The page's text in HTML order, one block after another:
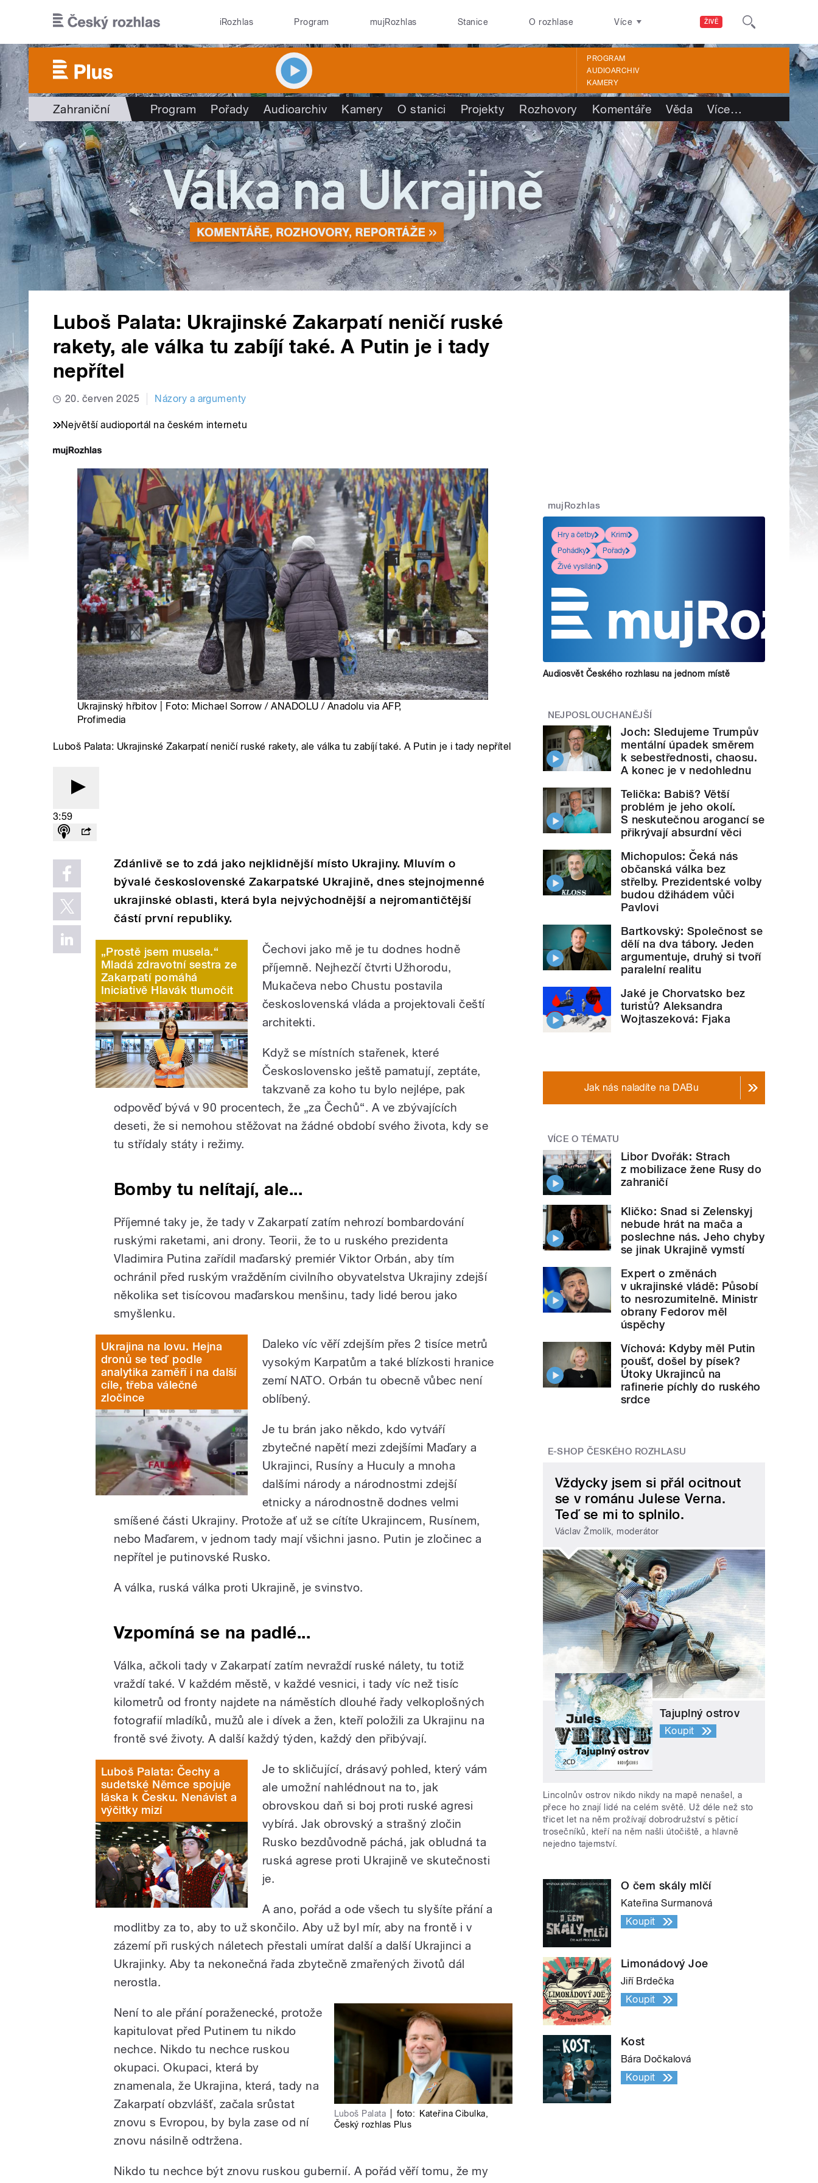
ŽIVĚ
iRozhlas Program mujRozhlas Stanice O rozhlase Více
PROGRAM
AUDIOARCHIV
KAMERY
Zahraniční Program Pořady Audioarchiv Kamery O stanici Projekty Rozhovory Komentáře Věda Více…
Luboš Palata: Ukrajinské Zakarpatí neničí ruské
rakety, ale válka tu zabíjí také. A Putin je i tady
nepřítel
20. červen 2025 Názory a argumenty
Největší audioportál na českém internetu
Ukrajinský hřbitov | Foto: Michael Sorrow / ANADOLU / Anadolu via AFP,
Profimedia
Luboš Palata: Ukrajinské Zakarpatí neničí ruské rakety, ale válka tu zabíjí také. A Putin je i tady nepřítel
3:59
Zdánlivě se to zdá jako nejklidnější místo Ukrajiny. Mluvím o
bývalé československé Zakarpatské Ukrajině, dnes stejnojmenné
ukrajinské oblasti, která byla nejvýchodnější a nejromantičtější
částí první republiky.
„Prostě jsem musela.“
Mladá zdravotní sestra ze
Zakarpatí pomáhá
Iniciativě Hlavák tlumočit
Čechovi jako mě je tu dodnes hodně
příjemně. Nejhezčí čtvrti Užhorodu,
Mukačeva nebo Chustu postavila
československá vláda a projektovali čeští
architekti.
Když se místních stařenek, které
Československo ještě pamatují, zeptáte,
takzvaně za koho tu bylo nejlépe, pak
odpověď bývá v 90 procentech, že „za Čechů“. A ve zbývajících
deseti, že si nemohou stěžovat na žádné období svého života, kdy se
tu střídaly státy i režimy.
Bomby tu nelítají, ale...
Příjemné taky je, že tady v Zakarpatí zatím nehrozí bombardování
ruskými raketami, ani drony. Teorii, že to u ruského prezidenta
Vladimira Putina zařídil maďarský premiér Viktor Orbán, aby tím
ochránil před ruským vražděním civilního obyvatelstva Ukrajiny zdejší
několika set tisícovou maďarskou menšinu, tady lidé berou jako
smyšlenku.
Ukrajina na lovu. Hejna
dronů se teď podle
analytika zaměří i na další
cíle, třeba válečné
zločince
Daleko víc věří zdejším přes 2 tisíce metrů
vysokým Karpatům a také blízkosti hranice
zemí NATO. Orbán tu obecně vůbec není
oblíbený.
Je tu brán jako někdo, kdo vytváří
zbytečné napětí mezi zdejšími Maďary a
Ukrajinci, Rusíny a Huculy a mnoha
dalšími národy a národnostmi zdejší
etnicky a národnostně dodnes velmi
smíšené části Ukrajiny. Protože ať už se cítíte Ukrajincem, Rusínem,
nebo Maďarem, v jednom tady mají všichni jasno. Putin je zločinec a
nepřítel je putinovské Rusko.
A válka, ruská válka proti Ukrajině, je svinstvo.
Vzpomíná se na padlé...
Válka, ačkoli tady v Zakarpatí zatím nevraždí ruské nálety, tu totiž
vraždí také. V každém městě, v každé vesnici, i tady víc než tisíc
kilometrů od fronty najdete na náměstích dlouhé řady velkoplošných
fotografií mladíků, mužů ale i dívek a žen, kteří položili za Ukrajinu na
frontě své životy. A další každý týden, každý den přibývají.
Luboš Palata: Čechy a
sudetské Němce spojuje
láska k Česku. Nenávist a
výčitky mizí
Je to skličující, drásavý pohled, který vám
ale umožní nahlédnout na to, jak
obrovskou daň si boj proti ruské agresi
vybírá. Jak obrovský a strašný zločin
Rusko bezdůvodně páchá, jak obludná ta
ruská agrese proti Ukrajině ve skutečnosti
je.
A ano, pořád a ode všech tu slyšíte přání a
modlitby za to, aby to už skončilo. Aby už byl mír, aby na frontě i v
zázemí při ruských náletech přestali umírat další a další Ukrajinci a
Ukrajinky. Aby ta nekonečná řada zbytečně zmařených životů dál
nerostla.
Luboš Palata foto: Kateřina Cibulka,
Český rozhlas Plus
Není to ale přání poraženecké, protože
kapitulovat před Putinem tu nikdo
nechce. Nikdo tu nechce ruskou
okupaci. Okupaci, která by
znamenala, že Ukrajina, která, tady na
Zakarpatí obzvlášť, začala srůstat
znovu s Evropou, by byla zase od ní
znovu násilně odtržena.
Nikdo tu nechce být znovu ruskou gubernií. A pořád věří tomu, že my
mujRozhlas
Hry a četby
Krimi
Pohádky
Pořady
Živé vysílání
Audiosvět Českého rozhlasu na jednom místě
NEJPOSLOUCHANĚJŠÍ
Joch: Sledujeme Trumpův
mentální úpadek směrem
k sebestřednosti, chaosu.
A konec je v nedohlednu
Telička: Babiš? Větší
problém je jeho okolí.
S neskutečnou arogancí se
přikrývají absurdní věci
Michopulos: Čeká nás
občanská válka bez
střelby. Prezidentské volby
budou džihádem vůči
Pavlovi
Bartkovský: Společnost se
dělí na dva tábory. Jeden
argumentuje, druhý si tvoří
paralelní realitu
Jaké je Chorvatsko bez
turistů? Aleksandra
Wojtaszeková: Fjaka
Jak nás naladíte na DABu
VÍCE O TÉMATU
Libor Dvořák: Strach
z mobilizace žene Rusy do
zahraničí
Kličko: Snad si Zelenskyj
nebude hrát na mača a
poslechne nás. Jeho chyby
se jinak Ukrajině vymstí
Expert o změnách
v ukrajinské vládě: Působí
to nesrozumitelně. Ministr
obrany Fedorov měl
úspěchy
Víchová: Kdyby měl Putin
poušť, došel by písek?
Útoky Ukrajinců na
rafinerie píchly do ruského
srdce
E-SHOP ČESKÉHO ROZHLASU
Vždycky jsem si přál ocitnout
se v románu Julese Verna.
Teď se mi to splnilo.
Václav Žmolík, moderátor
Tajuplný ostrov
Koupit
Lincolnův ostrov nikdo nikdy na mapě nenašel, a
přece ho znají lidé na celém světě. Už déle než sto
třicet let na něm prožívají dobrodružství s pěticí
trosečníků, kteří na něm našli útočiště, a hlavně
nejedno tajemství.
O čem skály mlčí
Kateřina Surmanová
Koupit
Limonádový Joe
Jiří Brdečka
Koupit
Kost
Bára Dočkalová
Koupit